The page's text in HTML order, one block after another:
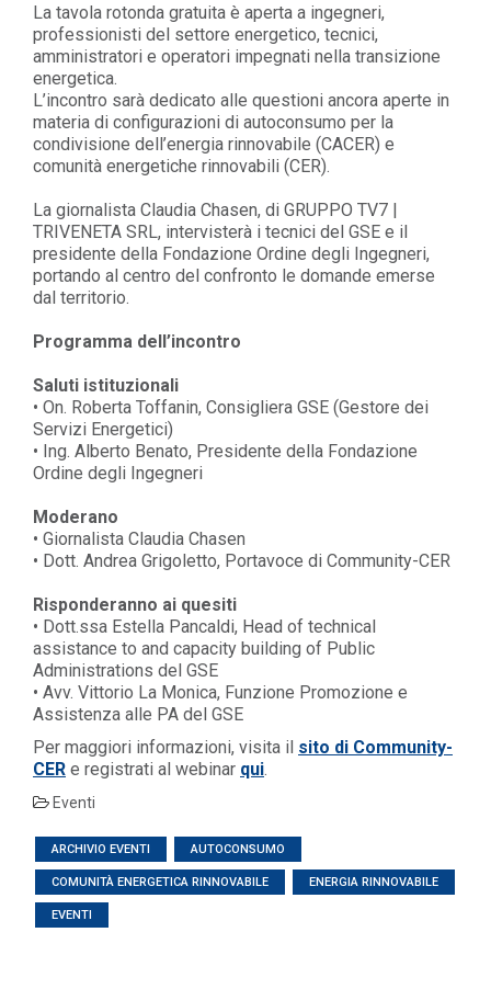
La tavola rotonda gratuita è aperta a ingegneri,
professionisti del settore energetico, tecnici,
amministratori e operatori impegnati nella transizione
energetica.
L’incontro sarà dedicato alle questioni ancora aperte in
materia di configurazioni di autoconsumo per la
condivisione dell’energia rinnovabile (CACER) e
comunità energetiche rinnovabili (CER).
La giornalista Claudia Chasen, di GRUPPO TV7 |
TRIVENETA SRL, intervisterà i tecnici del GSE e il
presidente della Fondazione Ordine degli Ingegneri,
portando al centro del confronto le domande emerse
dal territorio.
Programma dell’incontro
Saluti istituzionali
• On. Roberta Toffanin, Consigliera GSE (Gestore dei
Servizi Energetici)
• Ing. Alberto Benato, Presidente della Fondazione
Ordine degli Ingegneri
Moderano
• Giornalista Claudia Chasen
• Dott. Andrea Grigoletto, Portavoce di Community-CER
Risponderanno ai quesiti
• Dott.ssa Estella Pancaldi, Head of technical
assistance to and capacity building of Public
Administrations del GSE
• Avv. Vittorio La Monica, Funzione Promozione e
Assistenza alle PA del GSE
Per maggiori informazioni, visita il sito di Community-
CER e registrati al webinar qui.
Eventi
ARCHIVIO EVENTI AUTOCONSUMO
COMUNITÀ ENERGETICA RINNOVABILE ENERGIA RINNOVABILE
EVENTI